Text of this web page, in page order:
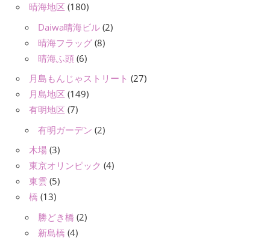
晴海地区 (180)
Daiwa晴海ビル (2)
晴海フラッグ (8)
晴海ふ頭 (6)
月島もんじゃストリート (27)
月島地区 (149)
有明地区 (7)
有明ガーデン (2)
木場 (3)
東京オリンピック (4)
東雲 (5)
橋 (13)
勝どき橋 (2)
新島橋 (4)